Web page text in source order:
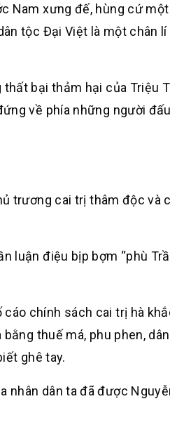
Nam xưng đế, hùng cứ
tộc Đại Việt là một chân
bại thảm hại của Triệu
về phía những người
trương cai trị thâm độc và
luận điệu bịp bợm “phù
chính sách cai trị hà
thuế má, phu phen,
ghê tay.
nhân dân ta đã được